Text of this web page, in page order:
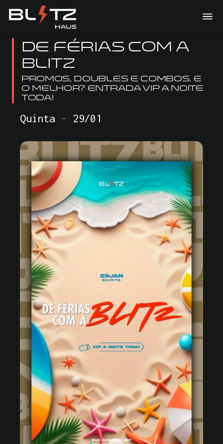
DE FÉRIAS COM A
BLITZ
Promos, doubles e combos. E
o melhor? ENTRADA VIP A NOITE
TODA!
Quinta - 29/01